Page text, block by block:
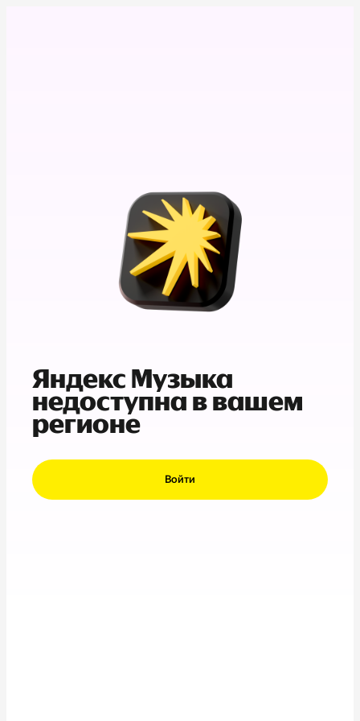
Яндекс Музыка
недоступна в вашем
регионе
Войти